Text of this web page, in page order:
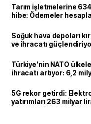
Tarım işletmelerine
hibe: Ödemeler
Soğuk hava depoları
ve ihracatı
Türkiye'nin NATO
ihracatı artıyor: 6,2
5G rekor getirdi:
yatırımları 263 milyar